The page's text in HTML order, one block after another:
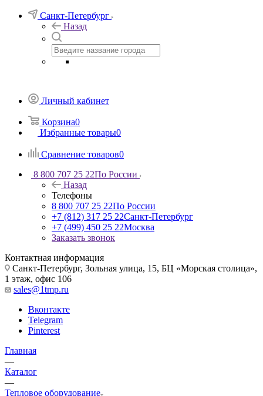
Санкт-Петербург
Назад
Личный кабинет
Корзина0
Избранные товары0
Сравнение товаров0
8 800 707 25 22По России
Назад
Телефоны
8 800 707 25 22По России
+7 (812) 317 25 22Санкт-Петербург
+7 (499) 450 25 22Москва
Заказать звонок
Контактная информация
Санкт-Петербург, Зольная улица, 15, БЦ «Морская столица»,
1 этаж, офис 106
sales@1tmp.ru
Вконтакте
Telegram
Pinterest
Главная
—
Каталог
—
Тепловое оборудование